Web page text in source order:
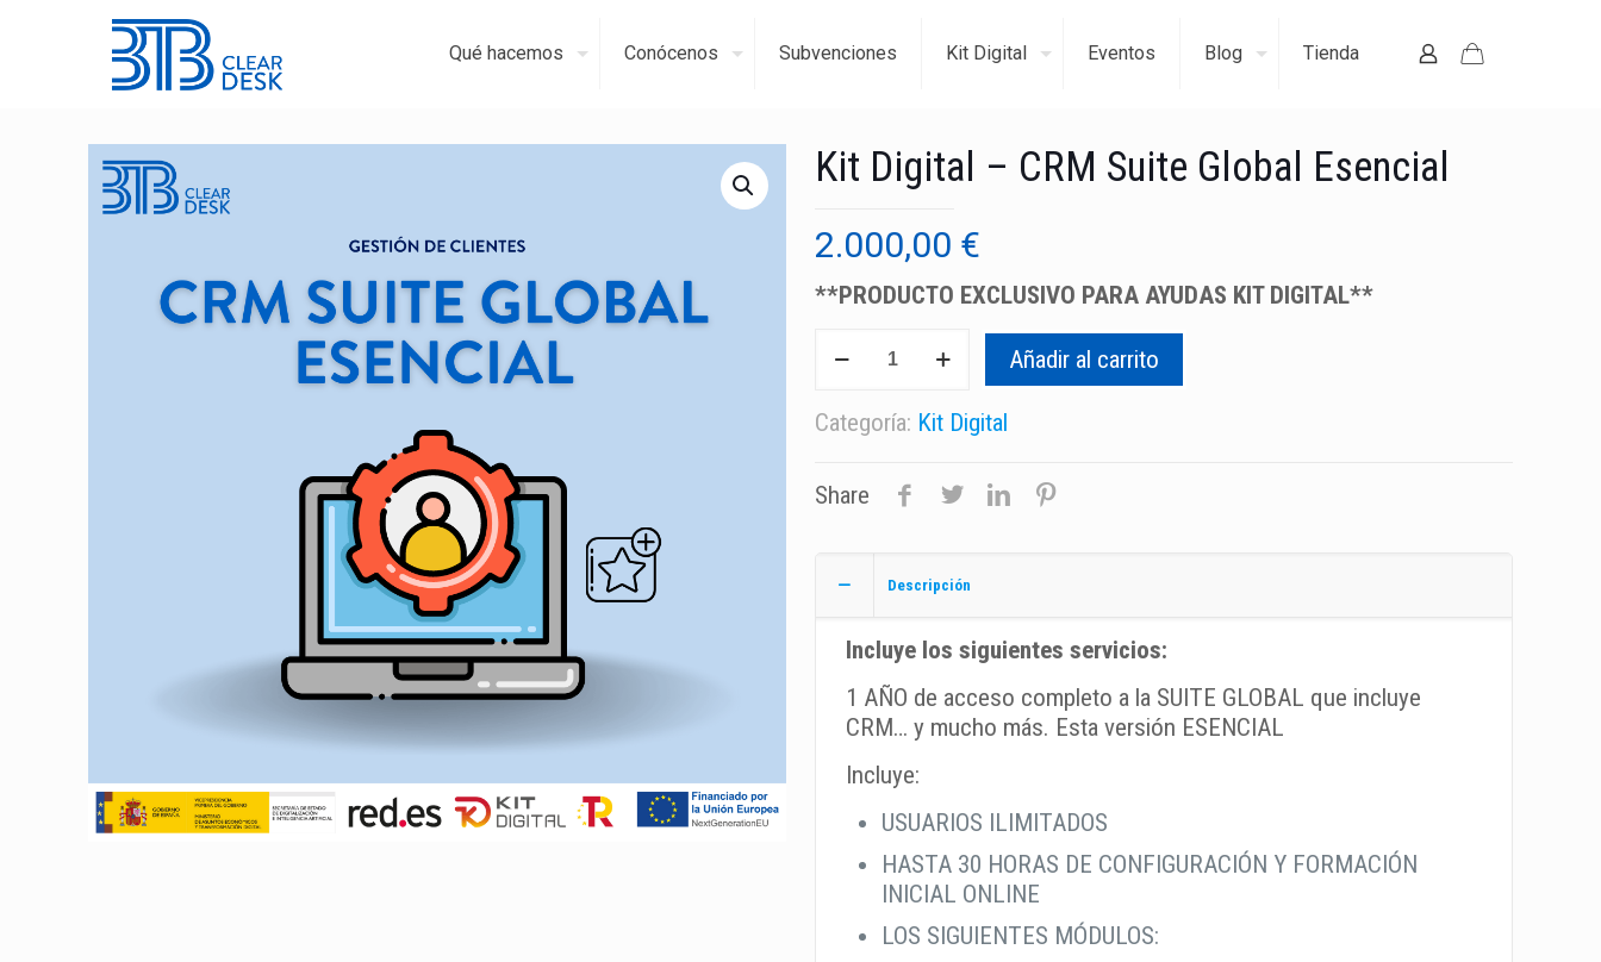
Qué hacemos Conócenos Subvenciones Kit Digital Eventos Blog Tienda
Kit Digital – CRM Suite Global Esencial
2.000,00 €
**PRODUCTO EXCLUSIVO PARA AYUDAS KIT DIGITAL**
CRM
Global
cantidad
Añadir al carrito
Categoría: Kit Digital
Share
Descripción
Incluye los siguientes servicios:
1 AÑO de acceso completo a la SUITE GLOBAL que incluye
CRM… y mucho más. Esta versión ESENCIAL
Incluye:
USUARIOS ILIMITADOS
HASTA 30 HORAS DE CONFIGURACIÓN Y FORMACIÓN
INICIAL ONLINE
LOS SIGUIENTES MÓDULOS: